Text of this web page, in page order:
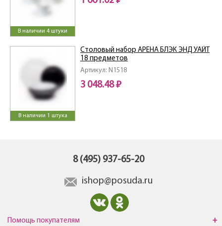
В наличии 4 штуки
В наличии 1 штука
Артикул: N1518
Столовый набор АРЕНА БЛЭК ЭНД УАЙТ
18 предметов
3 048.48 ₽
8 (495) 937-65-20
ishop@posuda.ru
Помощь покупателям